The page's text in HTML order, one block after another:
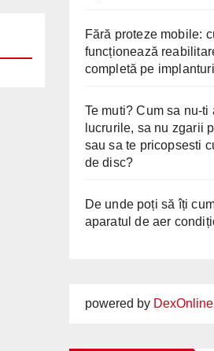
Fără proteze mobile:
funcționează
completă pe
Te muti? Cum sa nu-ti
lucrurile, sa nu zgarii
sau sa te pricopsesti
de disc?
De unde poți să îți
aparatul de aer
powered by